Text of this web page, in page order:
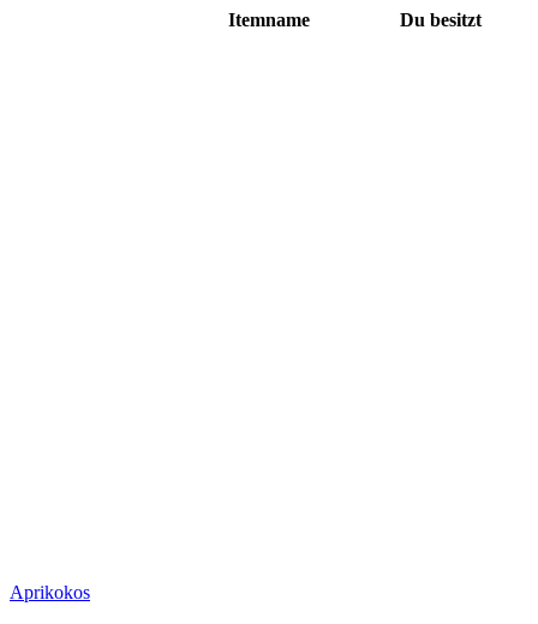
Itemname Du besitzt
Aprikokos